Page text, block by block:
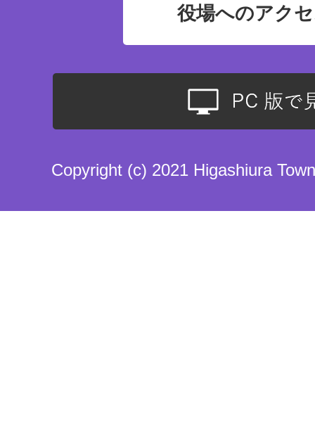
役場へのアク
Copyright (c) 2021 Higashiura